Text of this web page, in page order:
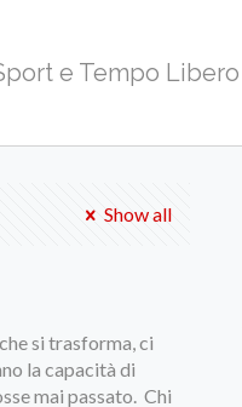
e Tempo Libero
Show all
si trasforma, ci
la capacità di
mai passato. Chi